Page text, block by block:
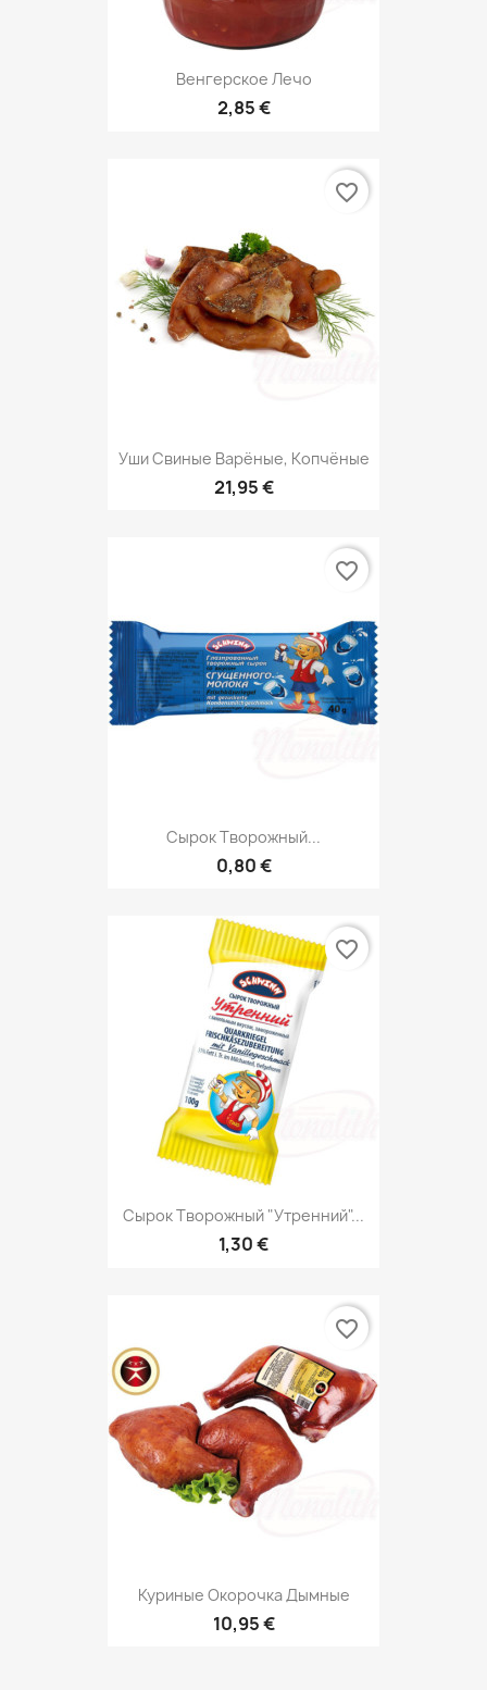
Венгерское Лечо
2,85 €
Уши Свиные Варёные, Копчёные
21,95 €
favorite_border
Сырок Творожный...
0,80 €
favorite_border
Сырок Творожный "Утренний"...
1,30 €
favorite_border
Куриные Окорочка Дымные
10,95 €
favorite_border